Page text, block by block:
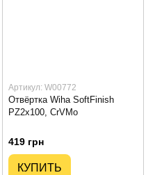
Артикул: W00772
Отвёртка Wiha SoftFinish
PZ2x100, CrVMo
419 грн
КУПИТЬ